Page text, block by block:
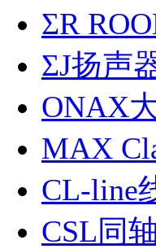
ΣR
ΣJ扬声
ONAX
MAX
CL-line
CSL同